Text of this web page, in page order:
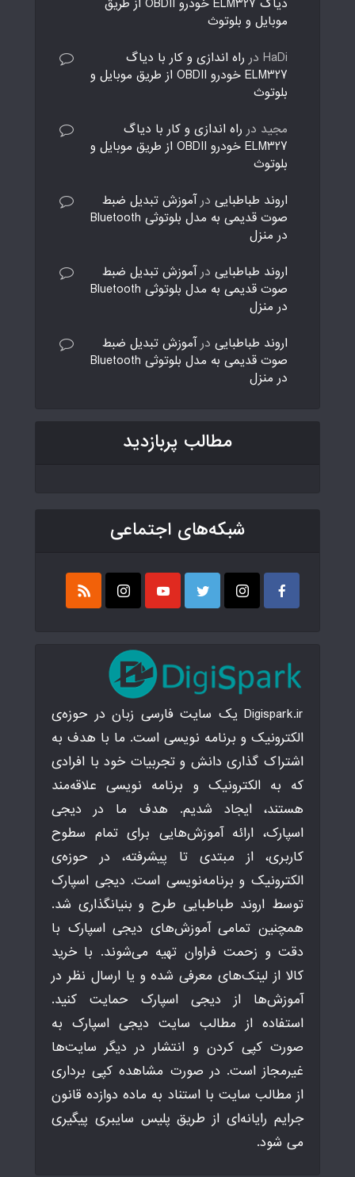
دیاگ ELM327 خودرو OBDII از طریق
موبایل و بلوتوث
HaDi در راه اندازی و کار با دیاگ
ELM327 خودرو OBDII از طریق موبایل و
بلوتوث
مجید در راه اندازی و کار با دیاگ
ELM327 خودرو OBDII از طریق موبایل و
بلوتوث
اروند طباطبایی درآموزش تبدیل ضبط
صوت قدیمی به مدل بلوتوثی Bluetooth
در منزل
اروند طباطبایی درآموزش تبدیل ضبط
صوت قدیمی به مدل بلوتوثی Bluetooth
در منزل
اروند طباطبایی درآموزش تبدیل ضبط
صوت قدیمی به مدل بلوتوثی Bluetooth
در منزل
مطالب پربازدید
شبکه‌های اجتماعی
Digispark.ir یک سایت فارسی زبان در حوزه‌ی
الکترونیک و برنامه نویسی است. ما با هدف به
اشتراک گذاری دانش و تجربیات خود با افرادی
که به الکترونیک و برنامه نویسی علاقه‌مند
هستند، ایجاد شدیم. هدف ما در دیجی
اسپارک، ارائه آموزش‌هایی برای تمام سطوح
کاربری، از مبتدی تا پیشرفته، در حوزه‌ی
الکترونیک و برنامه‌نویسی است. دیجی اسپارک
توسط اروند طباطبایی طرح و بنیانگذاری شد.
همچنین تمامی آموزش‌های دیجی اسپارک با
دقت و زحمت فراوان تهیه می‌شوند. با خرید
کالا از لینک‌های معرفی شده و یا ارسال نظر در
آموزش‌ها از دیجی اسپارک حمایت کنید.
استفاده از مطالب سایت دیجی اسپارک به
صورت کپی کردن و انتشار در دیگر سایت‌ها
غیرمجاز است. در صورت مشاهده کپی برداری
از مطالب سایت با استناد به ماده دوازده قانون
جرایم رایانه‌ای از طریق پلیس سایبری پیگیری
می شود.